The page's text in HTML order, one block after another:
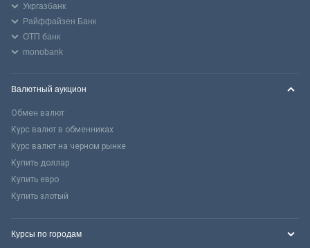
Укргазбанк
Райффайзен Банк
ОТП банк
monobank
Валютный аукцион
Обмен валют
Курс валют в обменниках
Курс валют на черном рынке
Купить доллар
Купить евро
Купить злотый
Курсы по городам